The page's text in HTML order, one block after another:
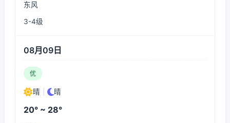
东风
3-4级
08月09日
优
晴 晴
20° ~ 28°